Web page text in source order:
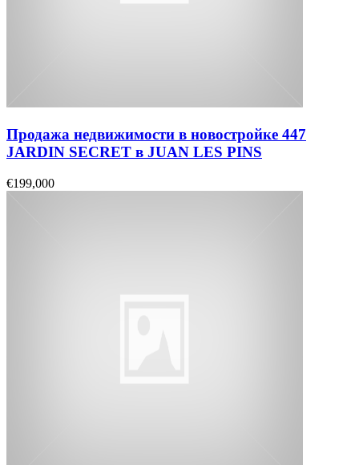
Продажа недвижимости в новостройке 447
JARDIN SECRET в JUAN LES PINS
€199,000